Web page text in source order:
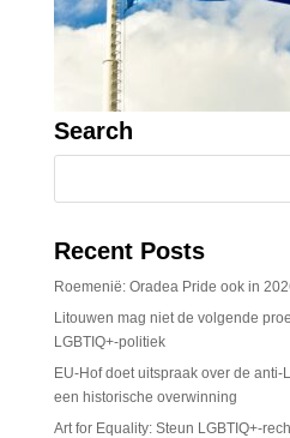
Search
Recent Posts
Roemenië: Oradea Pride ook in
Litouwen mag niet de volgende
LGBTIQ+-politiek
EU-Hof doet uitspraak over de
een historische overwinning
Art for Equality: Steun LGBTIQ+-